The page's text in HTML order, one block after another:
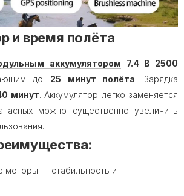
и время полёта
аккумулятором
7.4 В 2500
до 25 минут полёта. Зарядка
минут. Аккумулятор легко заменяется
можно существенно увеличить
моторы — стабильность и